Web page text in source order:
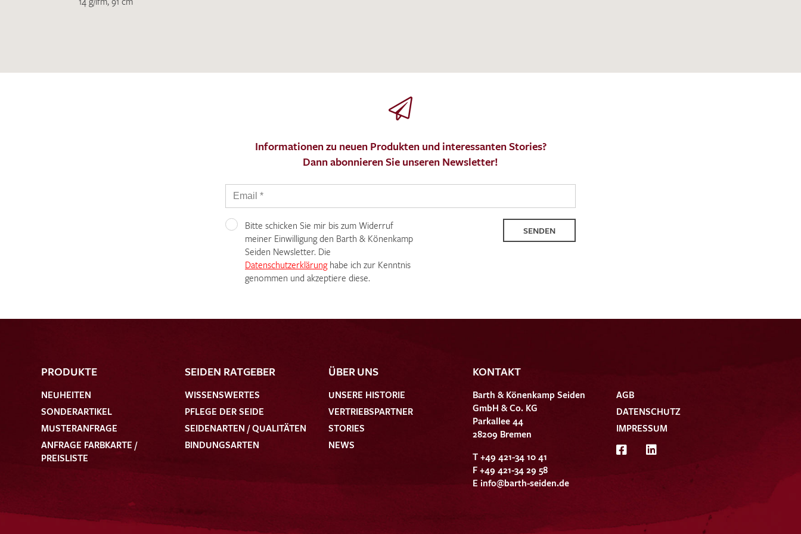
Informationen zu neuen Produkten und interessanten Stories?
Dann abonnieren Sie unseren Newsletter!
Bitte schicken Sie mir bis zum Widerruf
meiner Einwilligung den Barth & Könenkamp
Seiden Newsletter. Die
Datenschutzerklärunghabe ich zur Kenntnis
genommen und akzeptiere diese.
SENDEN
PRODUKTE
NEUHEITEN
SONDERARTIKEL
MUSTERANFRAGE
ANFRAGE FARBKARTE /
PREISLISTE
SEIDEN RATGEBER
WISSENSWERTES
PFLEGE DER SEIDE
SEIDENARTEN / QUALITÄTEN
BINDUNGSARTEN
ÜBER UNS
UNSERE HISTORIE
VERTRIEBSPARTNER
STORIES
NEWS
KONTAKT
Barth & Könenkamp Seiden
GmbH & Co. KG
Parkallee 44
28209 Bremen
T +49 421-34 10 41
F +49 421-34 29 58
E info@barth-seiden.de
AGB
DATENSCHUTZ
IMPRESSUM